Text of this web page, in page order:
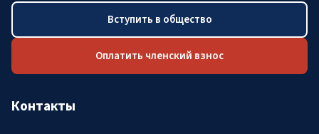
Вступить в общество
Оплатить членский взнос
Контакты